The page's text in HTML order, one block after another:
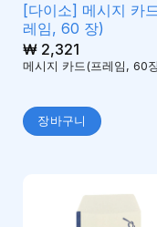
[다이소] 메시지 카
레임, 60 장)
₩2,321
메시지 카드(프레임, 60
장바구니